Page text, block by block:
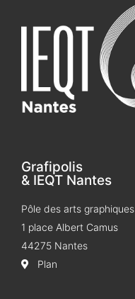
Grafipolis
& IEQT Nantes
Pôle des arts graphiques
1 place Albert Camus
44275 Nantes
Plan